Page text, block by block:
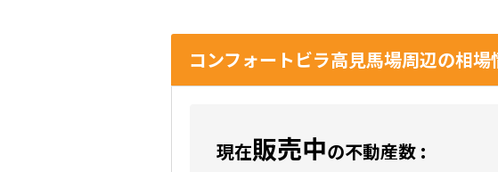
コンフォートビラ高見馬場周辺の相場
現在販売中の不動産数 :